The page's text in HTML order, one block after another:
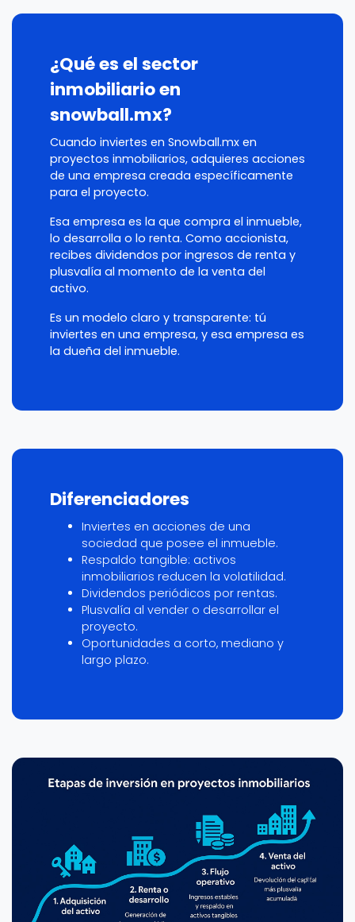
¿Qué es el sector
inmobiliario en
snowball.mx?
Cuando inviertes en Snowball.mx en
proyectos inmobiliarios, adquieres acciones
de una empresa creada específicamente
para el proyecto.
Esa empresa es la que compra el inmueble,
lo desarrolla o lo renta. Como accionista,
recibes dividendos por ingresos de renta y
plusvalía al momento de la venta del
activo.
Es un modelo claro y transparente: tú
inviertes en una empresa, y esa empresa es
la dueña del inmueble.
Diferenciadores
Inviertes en acciones de una
sociedad que posee el inmueble.
Respaldo tangible: activos
inmobiliarios reducen la volatilidad.
Dividendos periódicos por rentas.
Plusvalía al vender o desarrollar el
proyecto.
Oportunidades a corto, mediano y
largo plazo.